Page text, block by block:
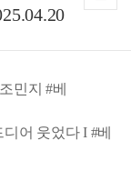
민지 #베
어 웃었다 I #베